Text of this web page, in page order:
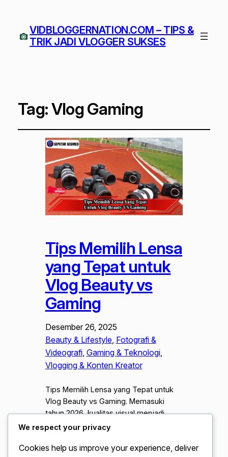
VIDBLOGGERNATION.COM – TIPS &
TRIK JADI VLOGGER SUKSES
Tag:Vlog Gaming
Tips Memilih Lensa
yang Tepat untuk
Vlog Beauty vs
Gaming
Desember 26, 2025
Beauty & Lifestyle, Fotografi &
Videografi, Gaming & Teknologi
Vlogging & Konten Kreator
Tips Memilih Lensa yang Tepat untuk
Vlog Beauty vs Gaming. Memasuki
tahun 2026, kualitas visual menjadi
standar utama bagi para kreator konten
kamera yang mumpuni barulah langkah
We respect your privacy
Cookies help us improve your experience, deliver